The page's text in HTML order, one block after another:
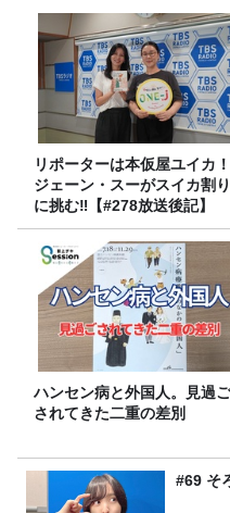
リポーターは本仮屋ユイカ！
ジェーン・スーがスイカ割り
に挑む‼【#278放送後記】
ハンセン病と外国人。見過
されてきた二重の差別
#69 そ